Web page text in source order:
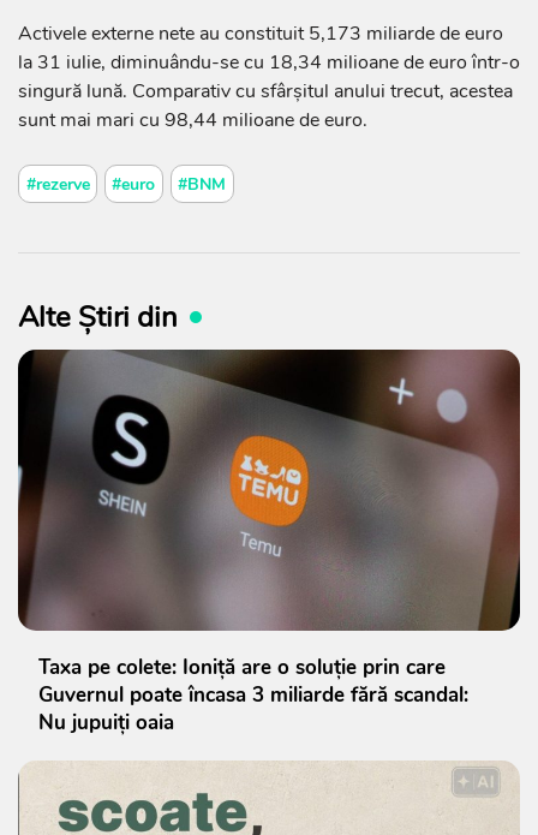
Activele externe nete au constituit 5,173 miliarde de euro
la 31 iulie, diminuându-se cu 18,34 milioane de euro într-o
singură lună. Comparativ cu sfârșitul anului trecut, acestea
sunt mai mari cu 98,44 milioane de euro.
#rezerve #euro #BNM
Alte Știri din
Taxa pe colete: Ioniță are o soluție prin care
Guvernul poate încasa 3 miliarde fără scandal:
Nu jupuiți oaia